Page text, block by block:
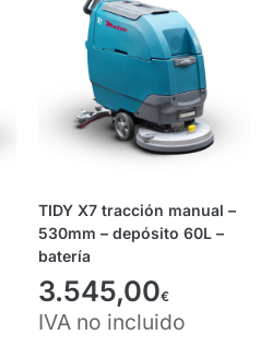
TIDY X7 tracción manual –
530mm – depósito 60L –
batería
3.545,00€
IVA no incluido